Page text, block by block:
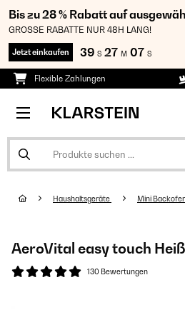
Bis zu 28 % Rabatt auf
GROSSE RABATTE NUR 48H LANG!
Jetzt einkaufen 39 S 27 M 06 S
Flexible Zahlungen
Haushaltsgeräte Mini
AeroVital easy touch
130 Bewertungen